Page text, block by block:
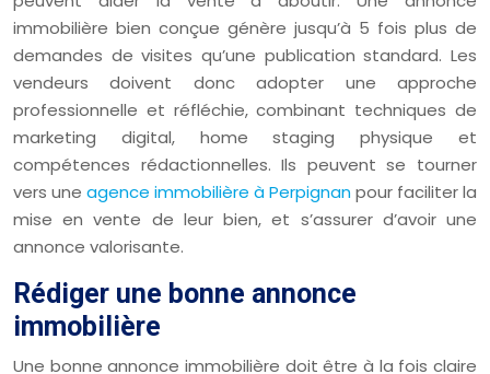
immobilière bien conçue génère jusqu’à 5 fois plus de
demandes de visites qu’une publication standard. Les
vendeurs doivent donc adopter une approche
professionnelle et réfléchie, combinant techniques de
marketing digital, home staging physique et
compétences rédactionnelles. Ils peuvent se tourner
vers une agence immobilière à Perpignanpour faciliter la
mise en vente de leur bien, et s’assurer d’avoir une
annonce valorisante.
Rédiger une bonne annonce
immobilière
Une bonne annonce immobilière doit être à la fois claire